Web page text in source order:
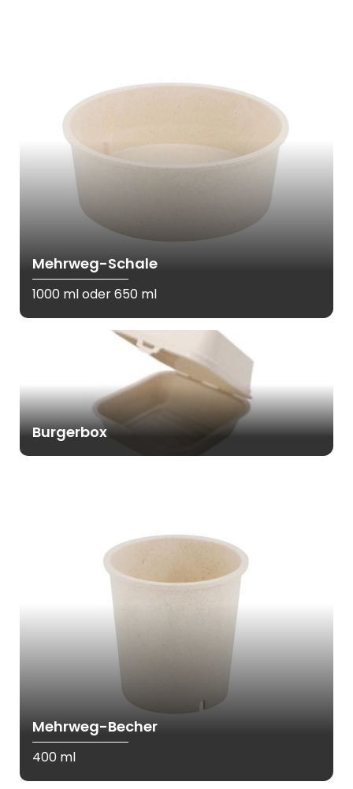
Mehrweg-Schale
1000 ml oder 650 ml
Burgerbox
Mehrweg-Becher
400 ml